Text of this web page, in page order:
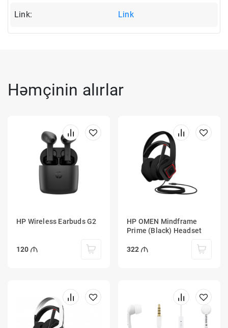
Link: Link
Həmçinin alırlar
HP Wireless Earbuds G2
120
HP OMEN Mindframe
Prime (Black) Headset
322